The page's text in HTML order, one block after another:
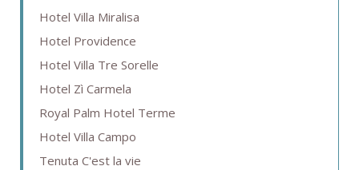
Hotel Villa Miralisa
Hotel Providence
Hotel Villa Tre Sorelle
Hotel Zì Carmela
Royal Palm Hotel Terme
Hotel Villa Campo
Tenuta C'est la vie